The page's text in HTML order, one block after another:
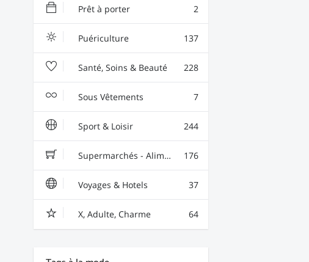
Prêt à porter 2
Puériculture 137
Santé, Soins & Beauté 228
Sous Vêtements 7
Sport & Loisir 244
Supermarchés - Alimentaire - Vin 176
Voyages & Hotels 37
X, Adulte, Charme 64